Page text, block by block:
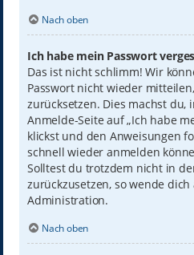
Nach oben
Ich habe mein Passwort
Das ist nicht schlimm! Wir
Passwort nicht wieder
zurücksetzen. Dies machst du,
Anmelde-Seite auf „Ich habe
klickst und den Anweisungen
schnell wieder anmelden
Solltest du trotzdem nicht in
zurückzusetzen, so wende
Administration.
Nach oben